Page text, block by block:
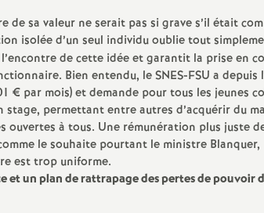
sa valeur ne serait pas si grave s’il était
isolée d’un seul individu oublie tout
l’encontre de cette idée et garantit la prise en
Bien entendu, leSNES-FSU a depuis
€ par mois) et demande pour tous les jeunes
stage, permettant entre autres d’acquérir du
ouvertes à tous. Une rémunération plus juste
le souhaite pourtant le ministre Blanquer,
est trop uniforme.
et un plan de rattrapage des pertes de pouvoir